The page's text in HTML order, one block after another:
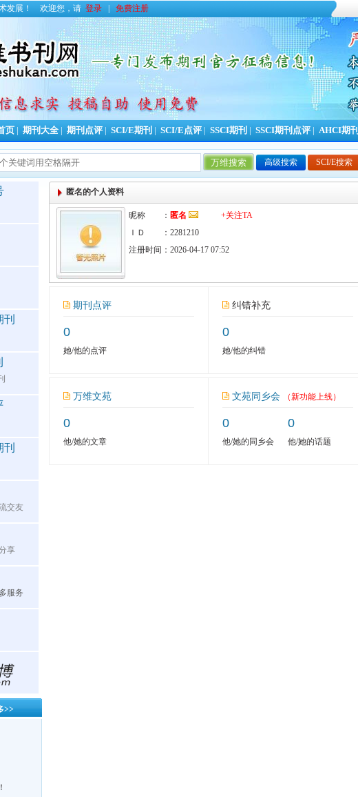
发展！ 欢迎您，请 登录 免费注册
页 期刊大全 期刊点评 SCI/E期刊 SCI/E点评 SSCI期刊 SSCI期刊点评 AHCI期刊
高级搜索 SCI/E搜索
交友
享
服务
>>
匿名的个人资料
昵称 ： 匿名
+关注TA
ＩＤ ：2281210
注册时间：2026-04-17 07:52
期刊点评
0
她/他的点评
纠错补充
0
她/他的纠错
万维文苑
0
他/她的文章
文苑同乡会 （新功能上线）
0
他/她的同乡会
0
他/她的话题